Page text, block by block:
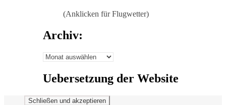
(Anklicken für Flugwetter)
Archiv:
Archiv:
Uebersetzung der Website